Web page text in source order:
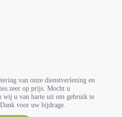
van onze dienstverlening en
zeer op prijs. Mocht u
wij u van harte uit om gebruik te
voor uw bijdrage.